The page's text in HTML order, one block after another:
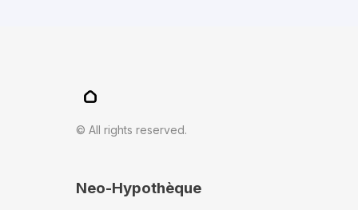
© All rights reserved.
Neo-Hypothèque